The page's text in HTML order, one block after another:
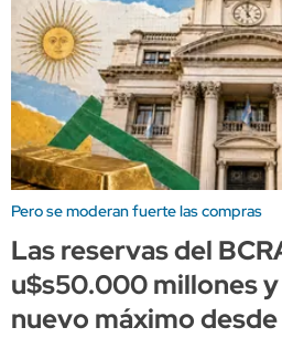
Pero se moderan fuerte las compras
Las reservas del
u$s50.000 millones
nuevo máximo desde